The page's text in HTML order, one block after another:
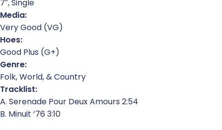
7″, Single
Media:
Very Good (VG)
Hoes:
Good Plus (G+)
Genre:
Folk, World, & Country
Tracklist:
A. Serenade Pour Deux Amours 2:54
B. Minuit ’76 3:10